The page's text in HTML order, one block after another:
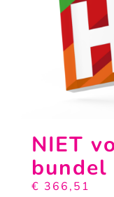
NIET
bundel
€ 366,51